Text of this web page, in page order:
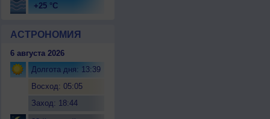
+25 °C
АСТРОНОМИЯ
6 августа 2026
Долгота дня: 13:39
Восход: 05:05
Заход: 18:44